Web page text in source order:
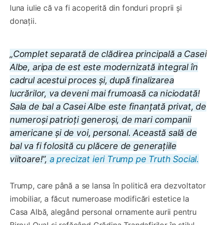
luna iulie că va fi acoperită din fonduri proprii și
donații.
„Complet separată de clădirea principală a Casei
Albe, aripa de est este modernizată integral în
cadrul acestui proces și, după finalizarea
lucrărilor, va deveni mai frumoasă ca niciodată!
Sala de bal a Casei Albe este finanțată privat, de
numeroși patrioți generoși, de mari companii
americane și de voi, personal. Această sală de
bal va fi folosită cu plăcere de generațiile
viitoare!”, a precizat ieri Trump pe Truth Social.
Trump, care până a se lansa în politică era dezvoltator
imobiliar, a făcut numeroase modificări estetice la
Casa Albă, alegând personal ornamente aurii pentru